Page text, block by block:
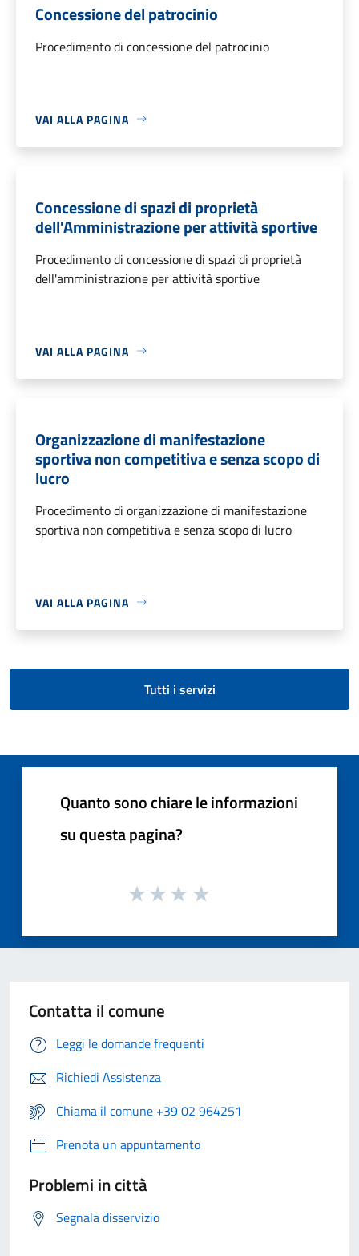
Concessione del patrocinio
Procedimento di concessione del patrocinio
VAI ALLA PAGINA
Concessione di spazi di proprietà
dell'Amministrazione per attività sportive
Procedimento di concessione di spazi di proprietà
dell'amministrazione per attività sportive
VAI ALLA PAGINA
Organizzazione di manifestazione
sportiva non competitiva e senza scopo di
lucro
Procedimento di organizzazione di manifestazione
sportiva non competitiva e senza scopo di lucro
VAI ALLA PAGINA
Tutti i servizi
Quanto sono chiare le informazioni
su questa pagina?
Contatta il comune
Leggi le domande frequenti
Richiedi Assistenza
Chiama il comune +39 02 964251
Prenota un appuntamento
Problemi in città
Segnala disservizio